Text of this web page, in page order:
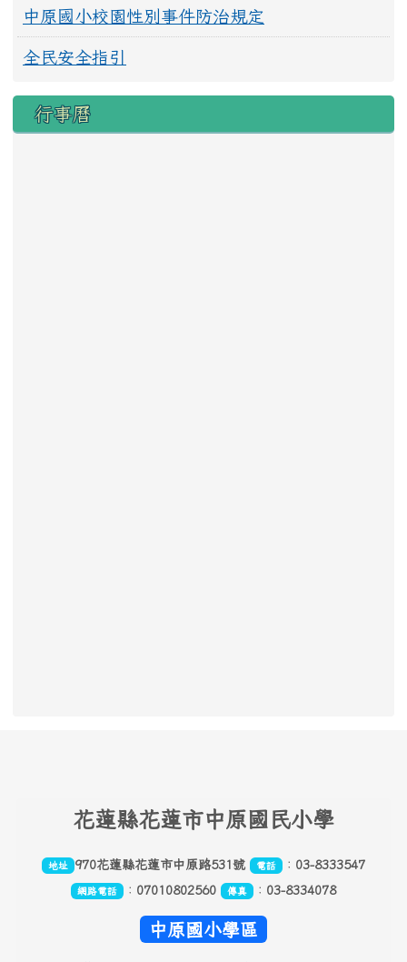
中原國小校園性別事件防治規定
全民安全指引
行事曆
花蓮縣花蓮市中原國民小學
地址 970花蓮縣花蓮市中原路531號 電話 ： 03-8333547
網路電話 ： 07010802560 傳真 ： 03-8334078
中原國小學區